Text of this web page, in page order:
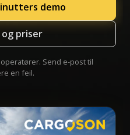
demo
og priser
Send e-post til
en feil.